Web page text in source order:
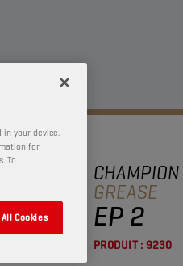
CHAMPION
GREASE
EP 2
PRODUIT : 9230
your device.
for
To
Cookies